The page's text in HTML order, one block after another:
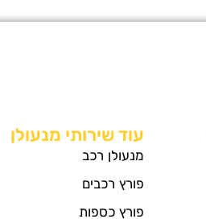
עוד שירותי מנעולן
מנעולן רכב
פורץ רכבים
פורץ כספות